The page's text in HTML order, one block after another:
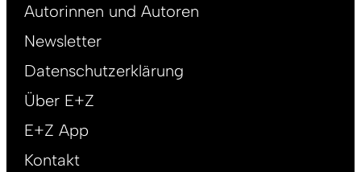
Footer
DE
Autorinnen und Autoren
Newsletter
Datenschutzerklärung
Über E+Z
E+Z App
Kontakt